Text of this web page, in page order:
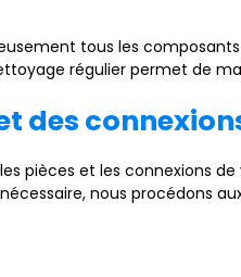
tous les
régulier permet de
des
pièces et les connexions
nous procédons